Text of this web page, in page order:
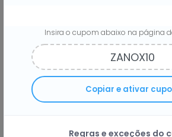
Compre na Lojas
9%do seu
Insira o cupom abaixo na página
Copiar e ativar
Regras e exceções do